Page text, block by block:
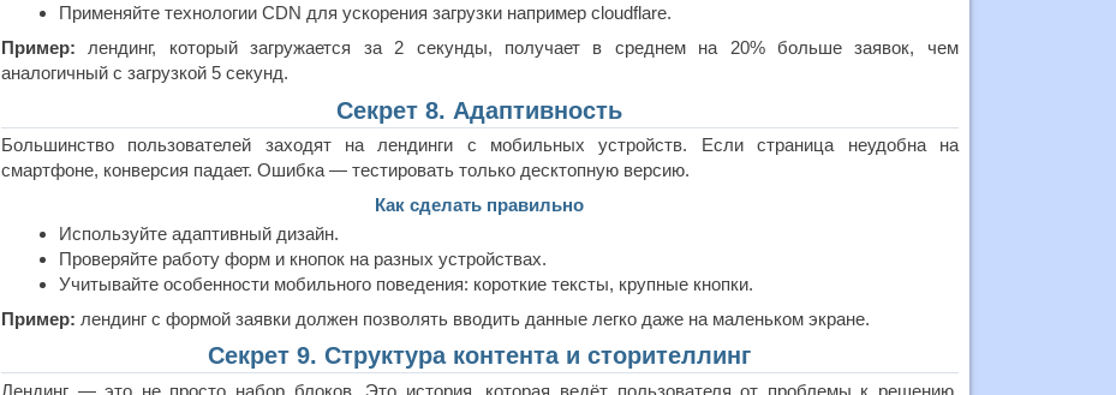
Применяйте технологии CDN для ускорения загрузки например cloudflare.
Пример: лендинг, который загружается за 2 секунды, получает в среднем на 20% больше заявок, чем
аналогичный с загрузкой 5 секунд.
Секрет 8. Адаптивность
Большинство пользователей заходят на лендинги с мобильных устройств. Если страница неудобна на
смартфоне, конверсия падает. Ошибка — тестировать только десктопную версию.
Как сделать правильно
Используйте адаптивный дизайн.
Проверяйте работу форм и кнопок на разных устройствах.
Учитывайте особенности мобильного поведения: короткие тексты, крупные кнопки.
Пример: лендинг с формой заявки должен позволять вводить данные легко даже на маленьком экране.
Секрет 9. Структура контента и сторителлинг